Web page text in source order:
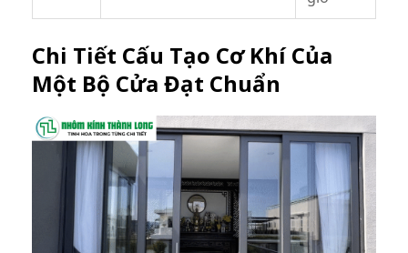
Chi Tiết Cấu Tạo Cơ Khí Của
Một Bộ Cửa Đạt Chuẩn